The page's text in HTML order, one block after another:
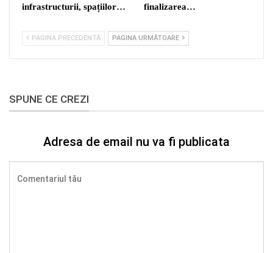
infrastructurii, spațiilor…
finalizarea…
PAGINA PRECEDENTĂ PAGINA URMĂTOARE
SPUNE CE CREZI
Adresa de email nu va fi publicata